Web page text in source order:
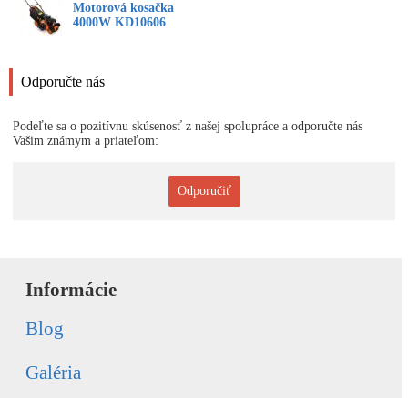
Motorová kosačka
4000W KD10606
Odporučte nás
Podeľte sa o pozitívnu skúsenosť z našej spolupráce a odporučte nás
Vašim známym a priateľom:
Odporučiť
Informácie
Blog
Galéria